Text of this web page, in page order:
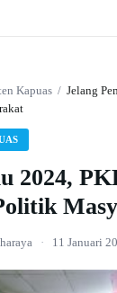
Kapuas / Jelang
2024,
· 11 Januari